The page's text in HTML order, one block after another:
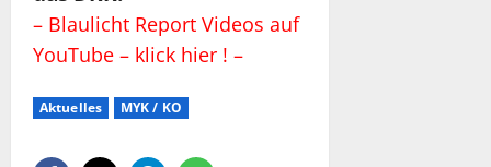
– Blaulicht Report Videos auf
YouTube – klick hier ! –
Aktuelles MYK / KO